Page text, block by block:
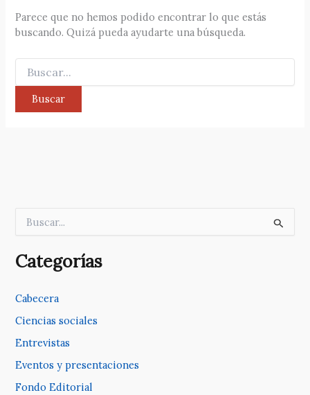
Parece que no hemos podido encontrar lo que estás
buscando. Quizá pueda ayudarte una búsqueda.
por:
c
a
p
r
:
Categorías
Cabecera
Ciencias sociales
Entrevistas
Eventos y presentaciones
Fondo Editorial